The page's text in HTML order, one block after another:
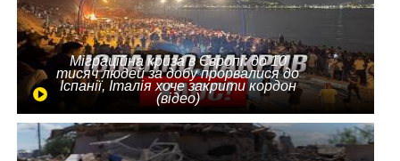
Міграційна криза в Європі: до 10
тисяч людей за добу прорвалися до
Іспанії, Італія хоче закрити кордон
(відео)